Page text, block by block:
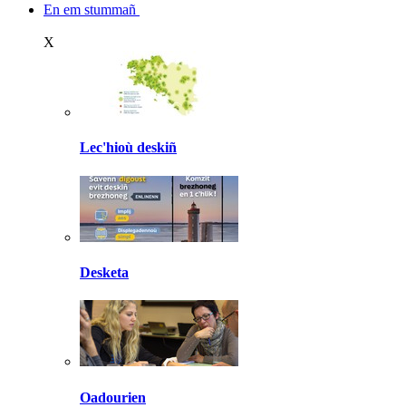
En em stummañ
X
Lec'hioù deskiñ
Desketa
Oadourien